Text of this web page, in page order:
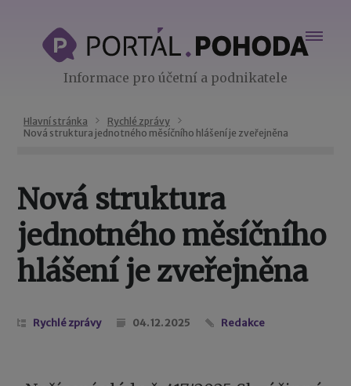
Informace pro účetní a podnikatele
Hlavní stránka
Rychlé zprávy
Nová struktura jednotného měsíčního hlášení je zveřejněna
Nová struktura
jednotného měsíčního
hlášení je zveřejněna
Rychlé zprávy 04. 12. 2025 Redakce